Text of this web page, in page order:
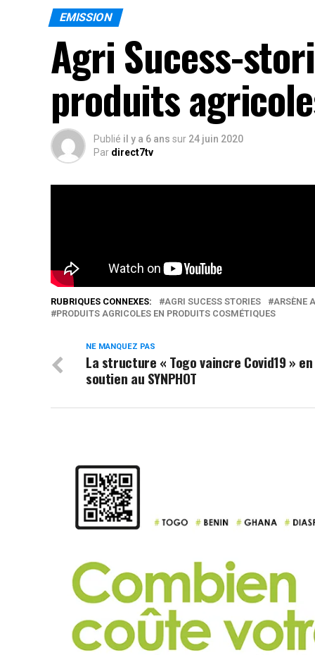
EMISSION
Agri Sucess-
produits
Publié il y a 6 ans sur 24 juin 2020
Par direct7tv
RUBRIQUES CONNEXES: AGRI SUCESS STORIES
ARSÈNE
PRODUITS AGRICOLES EN PRODUITS COSMÉTIQUES
NE MANQUEZ PAS
La structure « Togo vaincre Covid19 » en
soutien au SYNPHOT